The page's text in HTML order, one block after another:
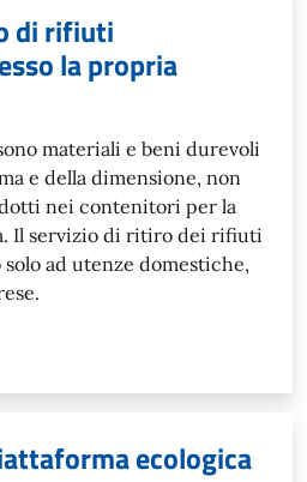
di rifiuti
la propria
materiali e beni durevoli
e della dimensione, non
nei contenitori per la
Il servizio di ritiro dei rifiuti
ad utenze domestiche,
ecologica